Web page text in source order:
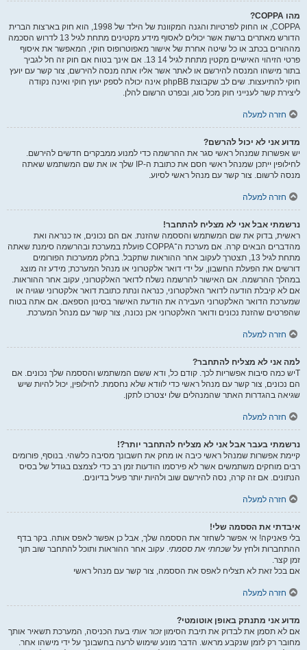
מהו COPPA?
COPPA, או החוק לפרטיות והגנה המקוונת של הילד של 1998, הוא חוק בארצות הברית
הדורש מאתרים ברשת אשר יכולים לאסוף מידע מקטינים מתחת לגיל 13 לדרוש הסכמה
מההורים בכתב או כל שיטה אחרת של אישור מאפוטרופוס חוקי, המאפשר את איסוף
פרטי הזיהוי האישיים מקטין מתחת לגיל 14 13. אם אינך בטוח אם חוק זה חל לגביך
בתור מישהו המנסה להירשם או לאתר אשר אליו אתה מנסה להירשם, צור קשר עם יועץ
חוקי להתיעצות. שים לב שקבוצת phpBB אינה יכולה לספק יעוץ חוקי ואינה נקודה
ליצירת קשר לענייני חוק מכל סוג, ובפרט הרשום להלן.
חזרה למעלה
מדוע אני לא יכול להרשם?
יש אפשרות שמנהל ראשי סגר את ההרשמה כדי למנוע ממבקרים חדשים להירשם.
לחילופין ייתכן שמנהל ראשי חסם את כתובת ה-IP שלך או את שם המשתמש שאתה
מנסה לרשום. צור קשר עם מנהל ראשי לסיוע.
חזרה למעלה
נרשמתי אבל אני לא מצליח להתחבר!
ראשית, בדוק את שם המשתמש והססמה שהזנת. אם הם נכונים, אז כנראה ואת
מהדברים הבאים קרה. אם מערכת ה־COPPA פועלת במערכת ובהרשמה סימנת שאתה
מתחת לגיל 13, תצטרך לעקוב אחר ההוראות שתקבל. בחלק ממערכות הפורומים
דורשים את הפעלת החשבון, על ידי דואר אלקטרוני או מנהל המערכת; מידע זה מוצג
במהלך ההרשמה. אם האישור להרשמה נשלח לדואר האלקטרוני, עקוב אחר ההוראות.
אם לא קיבלת הודעה לדואר האלקטרוני, כנראה ונתת כתובת דואר אלקטרוני שגויה או
שמערכת הדואר האלקטרוני העבירה את הודעת האישור בסינון הספאם. אם אתה בטוח
שהפרטים שהזנת נכונים ודואר האלקטרוני אכן נכונה, צור קשר עם מנהל המערכת.
חזרה למעלה
למה אני לא מצליח להתחבר?
Tיש כמה סיבות אפשריות לכך. קודם כל, ודא ששם המשתמש והססמה שלך נכונים. אם
הם נכונים, צור קשר עם מנהל ראשי כדי לוודא שלא נחסמת. לחילופין, יכול להיות שיש
שגיאה בהגדרות האתר שהמנהלים שלו יצטרכו לתקן.
חזרה למעלה
נרשמתי בעבר אבל אני לא מצליח להתחבר יותר?!
קיימת אפשרות שמנהל ראשי כיבה או מחק את חשבונך מסיבה כלשהי. בנוסף, פורומים
רבים מוחקים משתמשים אשר לא פירסמו הודעות זמן רב כדי לצמצם בגודל של בסיס
הנתונים. אם זה קרה, נסה להירשם שוב ולהיות יותר פעיל בדיונים.
חזרה למעלה
איבדתי את הססמה שלי!
בלי פאניקה! אי אפשר לשחזר את הססמה שלך, אבל כן אפשר לאפס אותה. בקר בדף
ההתחברות ולחץ על שכחתי את ססמתי. עקוב אחר ההוראות ותוכל להתחבר שוב תוך
זמן קצר.
אם בכל זאת לא תצליח לאפס את הססמה, צור קשר עם מנהל ראשי
חזרה למעלה
מדוע אני מתנתק באופן אוטומטי?
אם לא תסמן את לבדוק את תיבת הסימוןזכור אותי בעת הכניסה, המערכת תשאיר אותך
מחובר רק לזמן שנקבע מראש. הדבר מונע שימוש לרעה בחשבונך על ידי מישהו אחר.